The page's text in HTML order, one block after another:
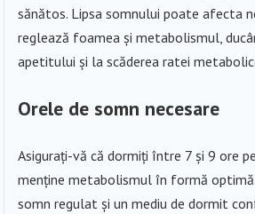
sănătos. Lipsa somnului poate afecta
reglează foamea și metabolismul,
apetitului și la scăderea ratei
Orele de somn necesare
Asigurați-vă că dormiți între 7 și 9 ore
menține metabolismul în formă
somn regulat și un mediu de dormit